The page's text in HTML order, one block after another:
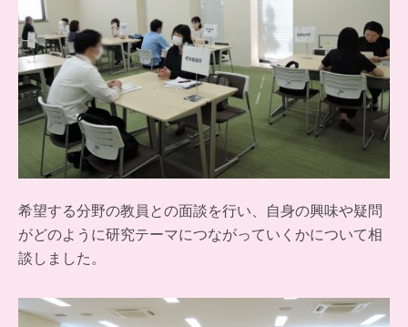
希望する分野の教員との面談を行い、自身の興味や疑問
がどのように研究テーマにつながっていくかについて相
談しました。